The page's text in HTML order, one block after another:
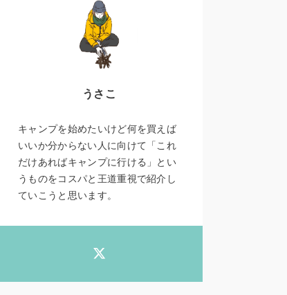
うさこ
キャンプを始めたいけど何を買えば
いいか分からない人に向けて「これ
だけあればキャンプに行ける」とい
うものをコスパと王道重視で紹介し
ていこうと思います。